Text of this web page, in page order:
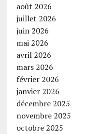
août 2026
juillet 2026
juin 2026
mai 2026
avril 2026
mars 2026
février 2026
janvier 2026
décembre 2025
novembre 2025
octobre 2025